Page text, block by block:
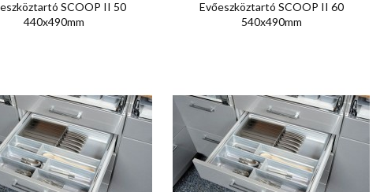
SCOOP II 50
440x490mm
Előnézet
Evőeszköztartó SCOOP II 60
540x490mm
Előnézet